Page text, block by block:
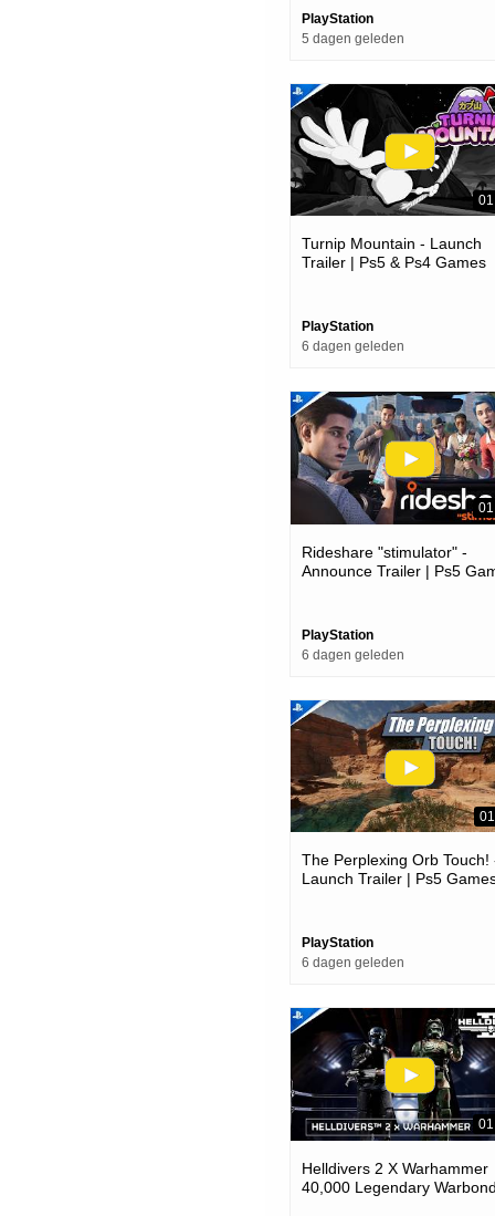
PlayStation
5 dagen geleden
Turnip Mountain - Launch
Trailer | Ps5 & Ps4 Games
PlayStation
6 dagen geleden
Rideshare "stimulator" -
Announce Trailer | Ps5
PlayStation
6 dagen geleden
The Perplexing Orb Touch!
Launch Trailer | Ps5
PlayStation
6 dagen geleden
Helldivers 2 X Warhammer
40,000 Legendary